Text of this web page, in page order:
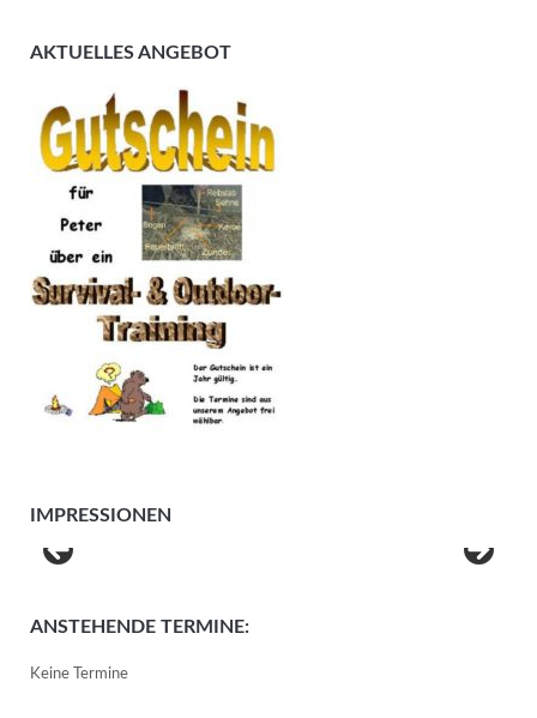
AKTUELLES ANGEBOT
IMPRESSIONEN
ANSTEHENDE TERMINE:
Keine Termine